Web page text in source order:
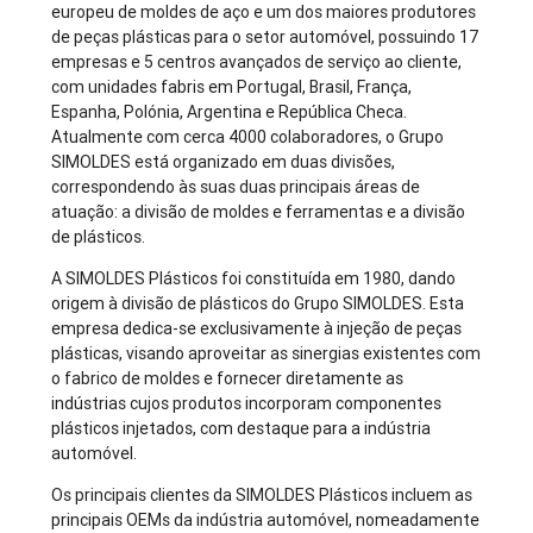
europeu de moldes de aço e um dos maiores produtores
de peças plásticas para o setor automóvel, possuindo 17
empresas e 5 centros avançados de serviço ao cliente,
com unidades fabris em Portugal, Brasil, França,
Espanha, Polónia, Argentina e República Checa.
Atualmente com cerca 4000 colaboradores, o Grupo
SIMOLDES está organizado em duas divisões,
correspondendo às suas duas principais áreas de
atuação: a divisão de moldes e ferramentas e a divisão
de plásticos.
A SIMOLDES Plásticos foi constituída em 1980, dando
origem à divisão de plásticos do Grupo SIMOLDES. Esta
empresa dedica-se exclusivamente à injeção de peças
plásticas, visando aproveitar as sinergias existentes com
o fabrico de moldes e fornecer diretamente as
indústrias cujos produtos incorporam componentes
plásticos injetados, com destaque para a indústria
automóvel.
Os principais clientes da SIMOLDES Plásticos incluem as
principais OEMs da indústria automóvel, nomeadamente